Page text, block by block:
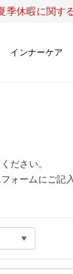
季休暇に関す
インナーケア
ださい。
ォームにご記